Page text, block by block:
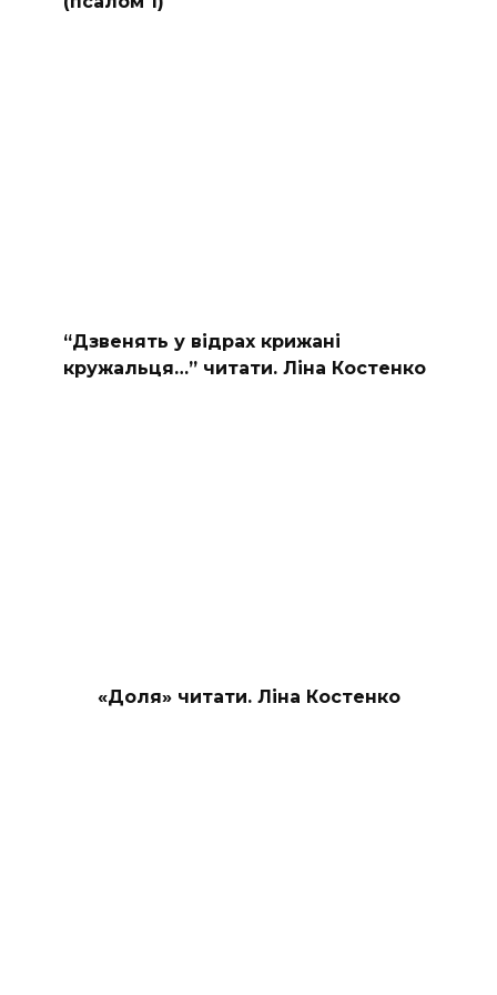
“Дзвенять у відрах крижані
кружальця…” читати. Ліна Костенко
«Доля» читати. Ліна Костенко